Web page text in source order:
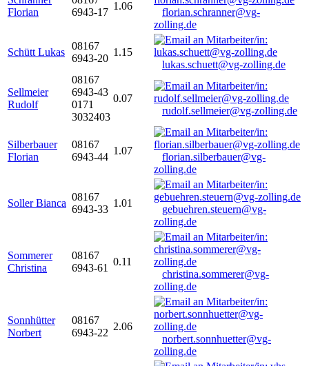
Florian
6943-17
1.06
florian.schranner@vg-
zolling.de
Schütt Lukas
08167
6943-20
1.15
lukas.schuett@vg-zolling.de
Sellmeier
Rudolf
08167
6943-43
0171
3032403
0.07
rudolf.sellmeier@vg-zolling.de
Silberbauer
Florian
08167
6943-44
1.07
florian.silberbauer@vg-
zolling.de
Soller Bianca
08167
6943-33
1.01
gebuehren.steuern@vg-
zolling.de
Sommerer
Christina
08167
6943-61
0.11
christina.sommerer@vg-
zolling.de
Sonnhütter
Norbert
08167
6943-22
2.06
norbert.sonnhuetter@vg-
zolling.de